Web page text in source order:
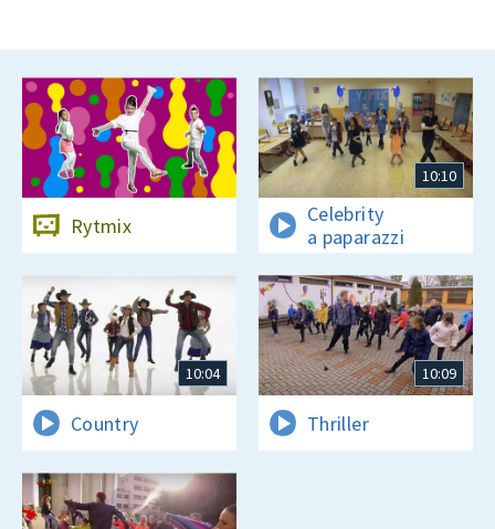
Rytmix
10:10
Celebrity
a paparazzi
10:04
Country
10:09
Thriller